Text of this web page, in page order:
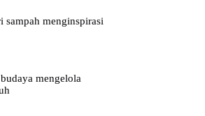
sampah menginspirasi
mengelola